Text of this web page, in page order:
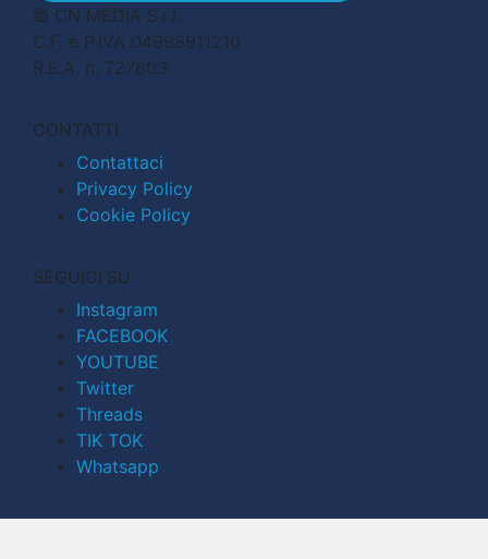
© CN MEDIA S.r.l.
C.F. e P.IVA 04998911210
R.E.A. n. 727803
CONTATTI
Contattaci
Privacy Policy
Cookie Policy
SEGUICI SU
Instagram
FACEBOOK
YOUTUBE
Twitter
Threads
TIK TOK
Whatsapp